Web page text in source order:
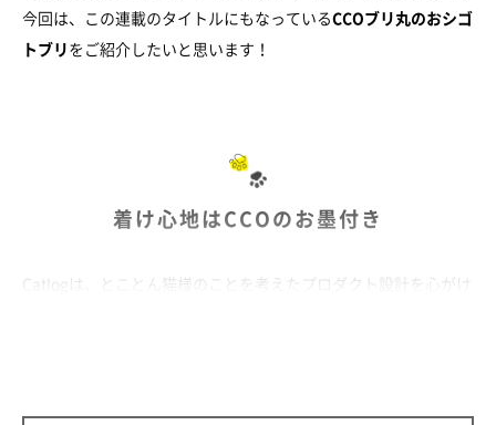
今回は、この連載のタイトルにもなっているCCOブリ丸のおシゴ
トブリをご紹介したいと思います！
着け心地はCCOのお墨付き
Catlogは、とことん猫様のことを考えたプロダクト設計を心がけ